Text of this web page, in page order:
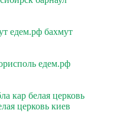
едем.рф бахмут
едем.рф
кар белая церковь
церковь киев